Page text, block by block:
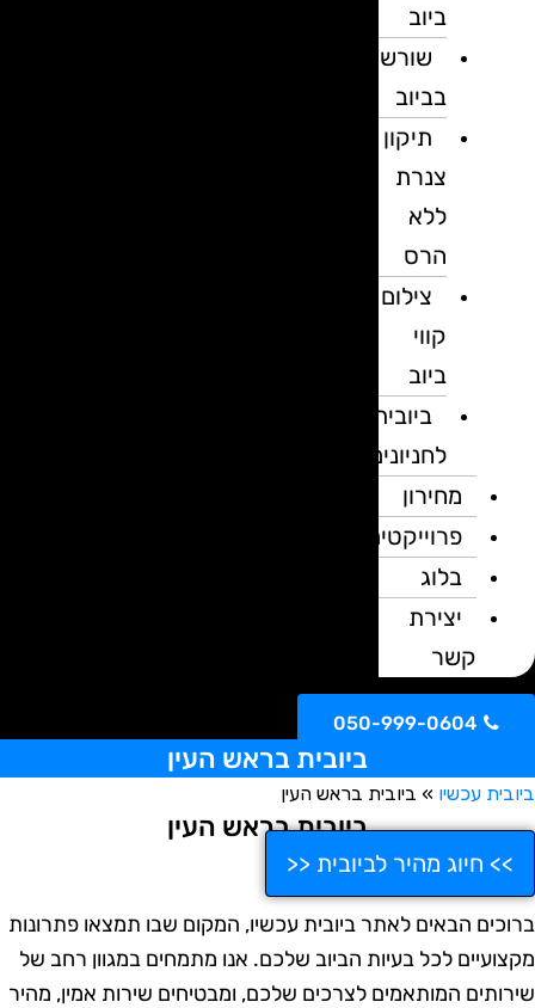
ביוב
שורשים
בביוב
תיקון
צנרת
ללא
הרס
צילום
קווי
ביוב
ביובית
לחניונים
מחירון
פרוייקטים
בלוג
יצירת
קשר
050-999-0604
ביובית בראש העין
עכשיו»ביובית בראש העין
ביובית בראש העין
>> חיוג מהיר לביובית <<
הבאים לאתר ביובית עכשיו, המקום שבו תמצאו פתרונות
לכל בעיות הביוב שלכם. אנו מתמחים במגוון רחב של
המותאמים לצרכים שלכם, ומבטיחים שירות אמין, מהיר